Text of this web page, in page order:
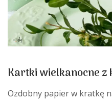
Kartki wielkanocne
Ozdobny papier w kratkę